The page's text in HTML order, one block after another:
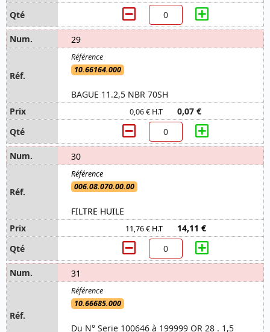
29
10.66164.000
BAGUE 11.2,5 NBR 70SH
0,06 € H.T 0,07 €
30
006.08.070.00.00
FILTRE HUILE
11,76 € H.T 14,11 €
31
10.66685.000
Du N° Serie 100646 à 199999 OR 28 . 1,5